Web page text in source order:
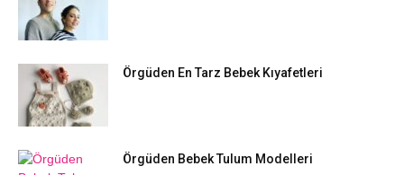
Örgüden En Tarz Bebek Kıyafetleri
Örgüden Bebek Tulum Modelleri